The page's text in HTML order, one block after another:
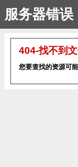
服务器错误
404-找不到文
您要查找的资源可